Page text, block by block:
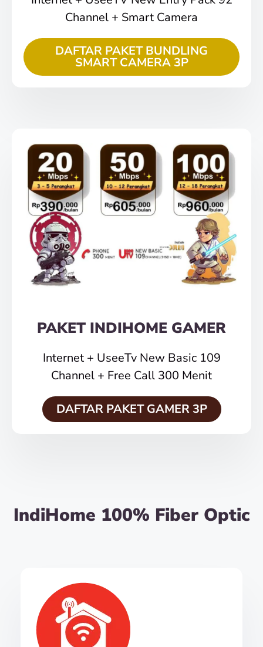
Channel + Smart Camera
DAFTAR PAKET BUNDLING
SMART CAMERA 3P
PAKET INDIHOME GAMER
Internet + UseeTv New Basic 109
Channel + Free Call 300 Menit
DAFTAR PAKET GAMER 3P
IndiHome 100% Fiber Optic